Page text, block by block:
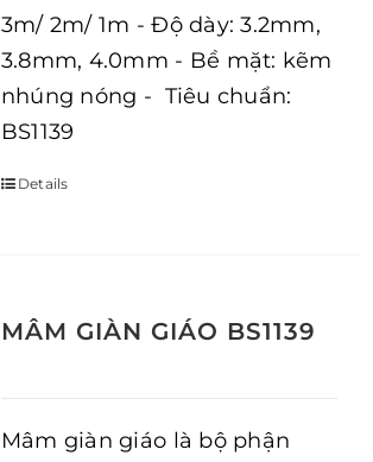
3m/ 2m/ 1m - Độ dày: 3.2mm,
3.8mm, 4.0mm - Bề mặt: kẽm
nhúng nóng - Tiêu chuẩn:
BS1139
Details
MÂM GIÀN GIÁO BS1139
Mâm giàn giáo là bộ phận